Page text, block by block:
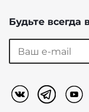
Будьте всегда